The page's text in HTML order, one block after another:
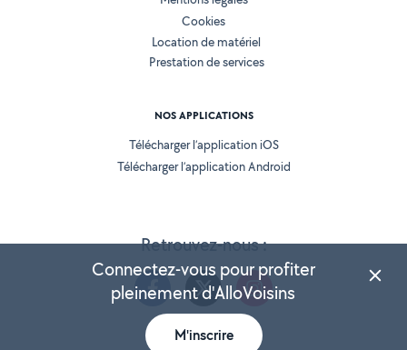
Retrouvez-nous :
Cookies
Location de matériel
Prestation de services
NOS APPLICATIONS
Télécharger l’application iOS
Télécharger l’application Android
Connectez-vous pour profiter
pleinement d'AlloVoisins
M'inscrire